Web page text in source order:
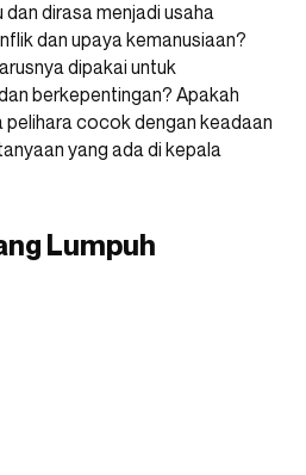
dirasa menjadi usaha
dan upaya kemanusiaan?
dipakai untuk
berkepentingan? Apakah
pelihara cocok dengan keadaan
yang ada di kepala
Lumpuh